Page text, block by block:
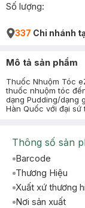
Số lượng:
337 Chi nhánh
Mô tả sản phẩm
Thuốc Nhuộm Tóc
thuốc nhuộm tóc
dạng Pudding/dạng
Hàn Quốc với đại
Thông số sản
Barcode
Thương Hiệu
Xuất xứ thương
Nơi sản xuất